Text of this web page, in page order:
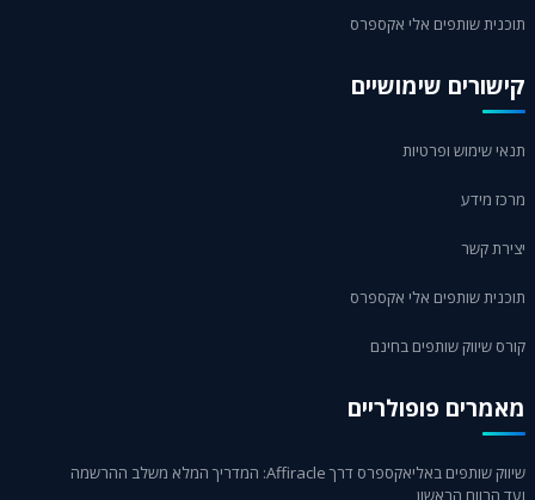
תוכנית שותפים אלי אקספרס
קישורים שימושיים
תנאי שימוש ופרטיות
מרכז מידע
יצירת קשר
תוכנית שותפים אלי אקספרס
קורס שיווק שותפים בחינם
מאמרים פופולריים
שיווק שותפים באליאקספרס דרך Affiracle: המדריך המלא משלב ההרשמה
ועד הרווח הראשון